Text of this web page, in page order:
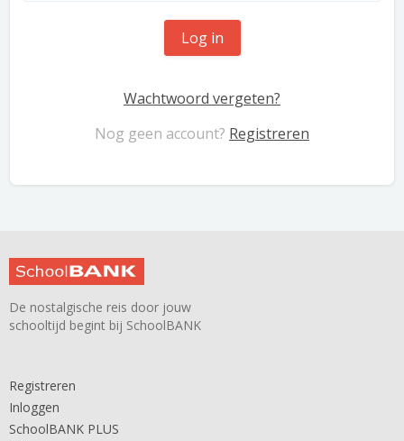
Log in
Wachtwoord vergeten?
Nog geen account? Registreren
De nostalgische reis door jouw
schooltijd begint bij SchoolBANK
Registreren
Inloggen
SchoolBANK PLUS